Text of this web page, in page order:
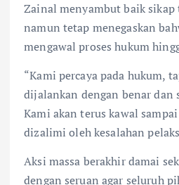
Zainal menyambut baik
namun tetap menegaskan
mengawal proses hukum
“Kami percaya pada hukum,
dijalankan dengan benar dan
Kami akan terus kawal
dizalimi oleh kesalahan
Aksi massa berakhir damai
dengan seruan agar seluruh